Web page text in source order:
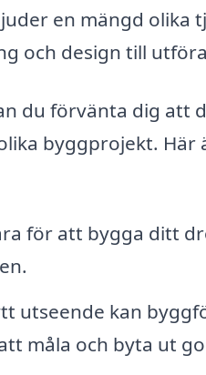
en mängd olika
och design till
du förvänta dig att
byggprojekt. Här
för att bygga ditt
utseende kan
måla och byta ut